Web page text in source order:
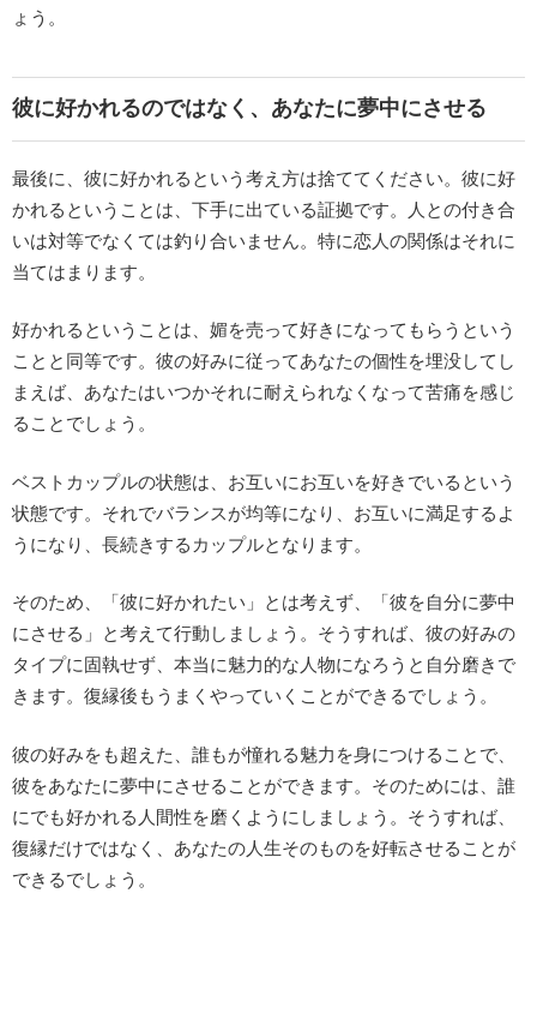
ょう。
彼に好かれるのではなく、あなたに夢中にさせる
最後に、彼に好かれるという考え方は捨ててください。彼に好
かれるということは、下手に出ている証拠です。人との付き合
いは対等でなくては釣り合いません。特に恋人の関係はそれに
当てはまります。
好かれるということは、媚を売って好きになってもらうという
ことと同等です。彼の好みに従ってあなたの個性を埋没してし
まえば、あなたはいつかそれに耐えられなくなって苦痛を感じ
ることでしょう。
ベストカップルの状態は、お互いにお互いを好きでいるという
状態です。それでバランスが均等になり、お互いに満足するよ
うになり、長続きするカップルとなります。
そのため、「彼に好かれたい」とは考えず、「彼を自分に夢中
にさせる」と考えて行動しましょう。そうすれば、彼の好みの
タイプに固執せず、本当に魅力的な人物になろうと自分磨きで
きます。復縁後もうまくやっていくことができるでしょう。
彼の好みをも超えた、誰もが憧れる魅力を身につけることで、
彼をあなたに夢中にさせることができます。そのためには、誰
にでも好かれる人間性を磨くようにしましょう。そうすれば、
復縁だけではなく、あなたの人生そのものを好転させることが
できるでしょう。